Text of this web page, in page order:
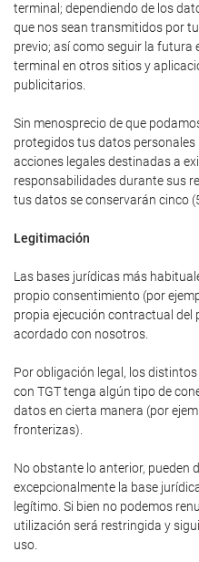
terminal; dependiendo de los
que nos sean transmitidos por
previo; así como seguir la futura
terminal en otros sitios y
publicitarios.
Sin menosprecio de que
protegidos tus datos
acciones legales destinadas a
responsabilidades durante sus
tus datos se conservarán cinco
Legitimación
Las bases jurídicas más
propio consentimiento (por
propia ejecución contractual del
acordado con nosotros.
Por obligación legal, los
con TGT tenga algún tipo de
datos en cierta manera (por
fronterizas).
No obstante lo anterior, pueden
excepcionalmente la base
legítimo. Si bien no podemos
utilización será restringida y
uso.